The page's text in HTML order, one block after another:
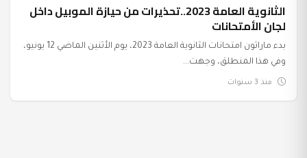
عرب وعالم الثانوية العامة 2023..تحذيرات من حيازة الموبيل داخل
لجان الأمتحانات
بدء ماراثون امتحانات الثانوية العامة 2023، يوم الأثنين الماضي 12 يونيو،
وفي هذا المنطلق، وجهت...
منذ 3 سنوات